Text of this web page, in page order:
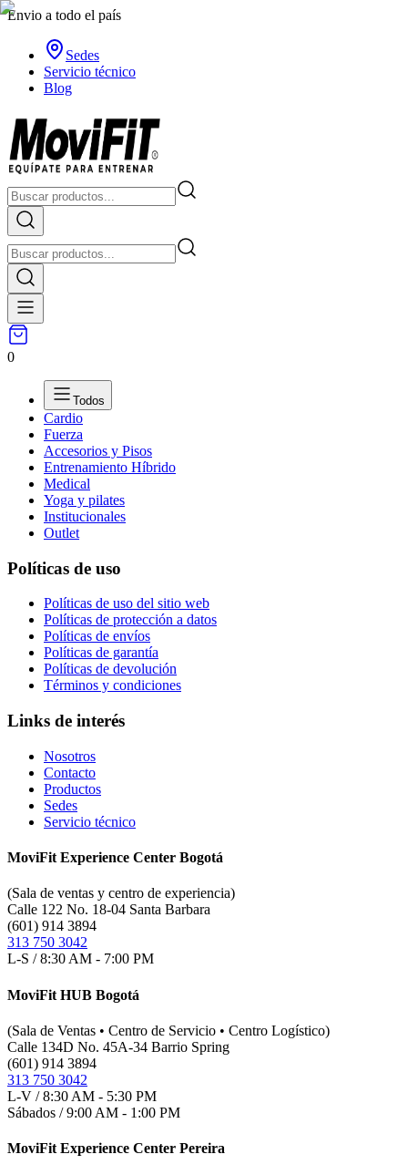
Envio a todo el país
Sedes
Servicio técnico
Blog
0
Todos
Cardio
Fuerza
Accesorios y Pisos
Entrenamiento Híbrido
Medical
Yoga y pilates
Institucionales
Outlet
Políticas de uso
Políticas de uso del sitio web
Políticas de protección a datos
Políticas de envíos
Políticas de garantía
Políticas de devolución
Términos y condiciones
Links de interés
Nosotros
Contacto
Productos
Sedes
Servicio técnico
MoviFit Experience Center Bogotá
(Sala de ventas y centro de experiencia)
Calle 122 No. 18-04 Santa Barbara
(601) 914 3894
313 750 3042
L-S / 8:30 AM - 7:00 PM
MoviFit HUB Bogotá
(Sala de Ventas • Centro de Servicio • Centro Logístico)
Calle 134D No. 45A-34 Barrio Spring
(601) 914 3894
313 750 3042
L-V / 8:30 AM - 5:30 PM
Sábados / 9:00 AM - 1:00 PM
MoviFit Experience Center Pereira